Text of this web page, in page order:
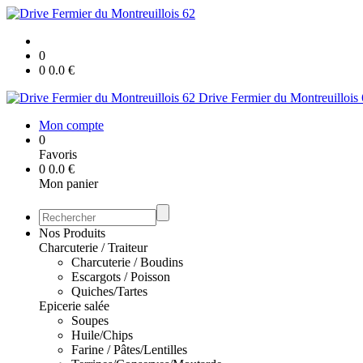
0
0 0.0 €
Drive Fermier du Montreuillois
Mon compte
0
Favoris
0 0.0 €
Mon panier
Nos Produits
Charcuterie / Traiteur
Charcuterie / Boudins
Escargots / Poisson
Quiches/Tartes
Epicerie salée
Soupes
Huile/Chips
Farine / Pâtes/Lentilles